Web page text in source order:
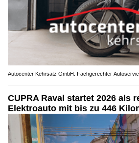
Autocenter Kehrsatz GmbH: Fachgerechter
CUPRA Raval startet 2026 als
Elektroauto mit bis zu 446